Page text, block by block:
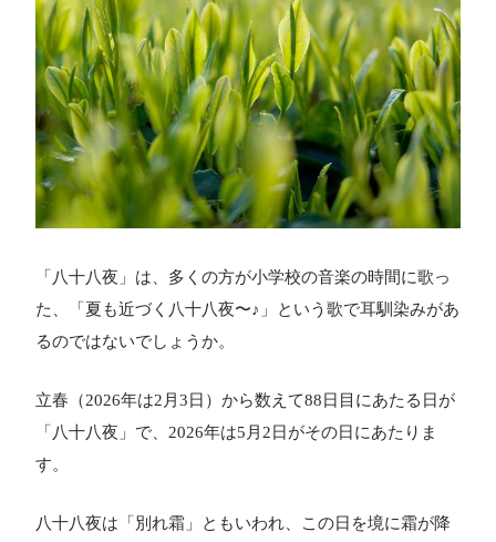
「八十八夜」は、多くの方が小学校の音楽の時間に歌っ
た、「夏も近づく八十八夜〜♪」という歌で耳馴染みがあ
るのではないでしょうか。
立春（2026年は2月3日）から数えて88日目にあたる日が
「八十八夜」で、2026年は5月2日がその日にあたりま
す。
八十八夜は「別れ霜」ともいわれ、この日を境に霜が降